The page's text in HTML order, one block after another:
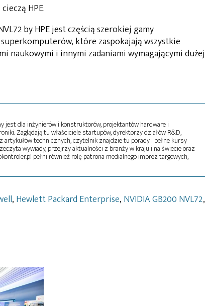
HPE.
by HPE jest częścią szerokiej gamy
które zaspokajają wszystkie
naukowymi i innymi zadaniami wymagającymi dużej
jest dla inżynierów i konstruktorów, projektantów hardware i
Zaglądają tu właściciele startupów, dyrektorzy działów R&D,
technicznych, czytelnik znajdzie tu porady i pełne kursy
wywiady, przejrzy aktualności z branży w kraju i na świecie oraz
pełni również rolę patrona medialnego imprez targowych,
, Hewlett Packard Enterprise, NVIDIA GB200 NVL72,